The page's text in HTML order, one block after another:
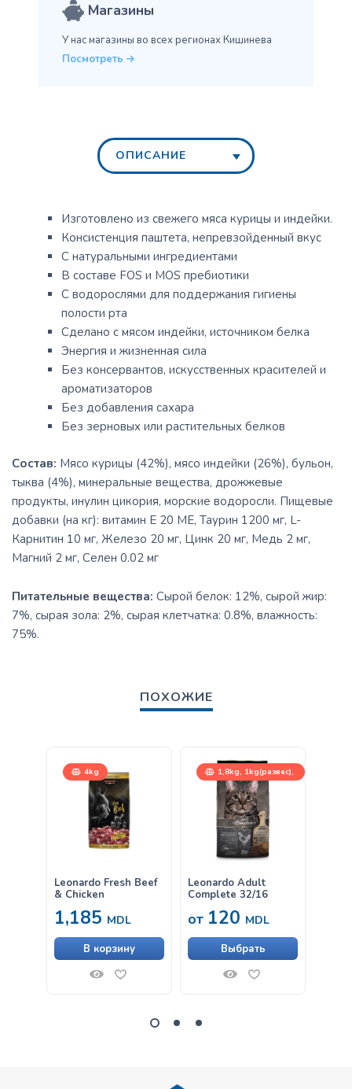
Магазины
У нас магазины во всех регионах Кишинева
Посмотреть
ОПИСАНИЕ
Изготовлено из свежего мяса курицы и индейки.
Консистенция паштета, непревзойденный вкус
С натуральными ингредиентами
В составе FOS и MOS пребиотики
С водорослями для поддержания гигиены
полости рта
Сделано с мясом индейки, источником белка
Энергия и жизненная сила
Без консервантов, искусственных красителей и
ароматизаторов
Без добавления сахара
Без зерновых или растительных белков
Состав: Мясо курицы (42%), мясо индейки (26%), бульон,
тыква (4%), минеральные вещества, дрожжевые
продукты, инулин цикория, морские водоросли. Пищевые
добавки (на кг): витамин E 20 МЕ, Таурин 1200 мг, L-
Карнитин 10 мг, Железо 20 мг, Цинк 20 мг, Медь 2 мг,
Магний 2 мг, Селен 0.02 мг
Питательные вещества: Сырой белок: 12%, сырой жир:
7%, сырая зола: 2%, сырая клетчатка: 0.8%, влажность:
75%.
ПОХОЖИЕ
4kg
Leonardo Fresh Beef
& Chicken
1,185 MDL
В корзину
1,8kg, 1kg(развес),
15kg
Leonardo Adult
Complete 32/16
от 120 MDL
Выбрать